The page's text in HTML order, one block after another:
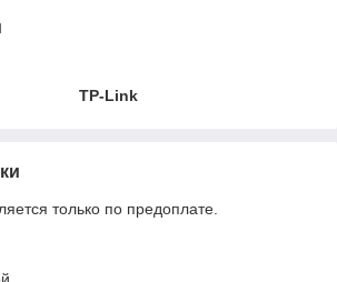
TP-Link
только по предоплате.